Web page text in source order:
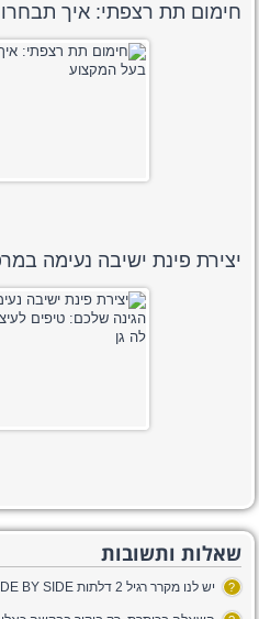
חימום תת רצפתי: איך תבחרו
יצירת פינת ישיבה נעימה
שאלות ותשובות
?